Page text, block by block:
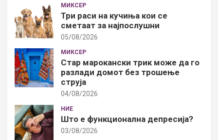
МИКСЕР
Три раси на кучиња кои се
сметаат за најпослушни
05/08/2026
МИКСЕР
Стар марокански трик може да го
разлади домот без трошење
струја
04/08/2026
НИЕ
Што е функционална депресија?
03/08/2026